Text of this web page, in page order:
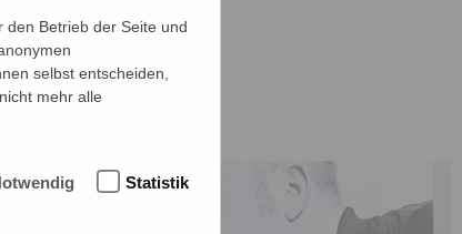
den Betrieb der Seite und
selbst entscheiden,
mehr alle
Statistik